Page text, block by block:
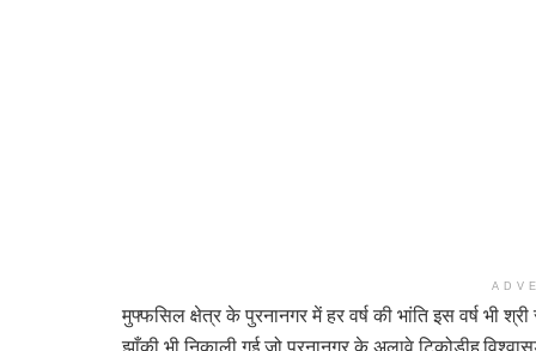
मुफ्फसिल क्षेत्र के पुरनानगर में हर वर्ष की भांति इस वर्ष भी